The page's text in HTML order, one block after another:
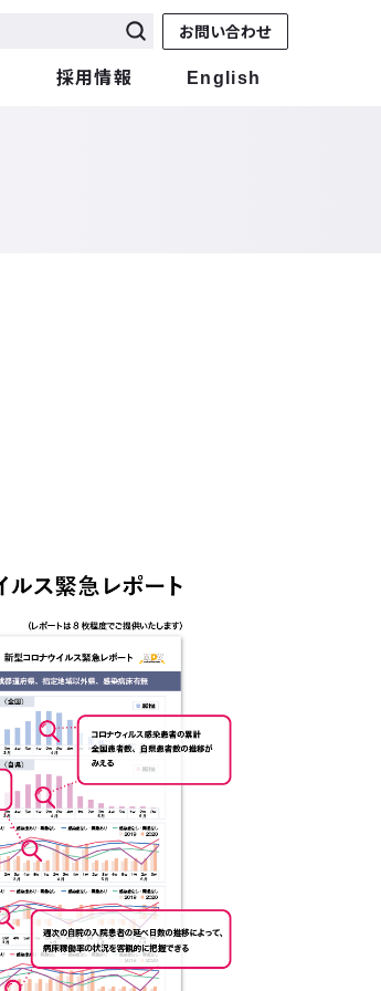
お問い合わせ
採用情報 English